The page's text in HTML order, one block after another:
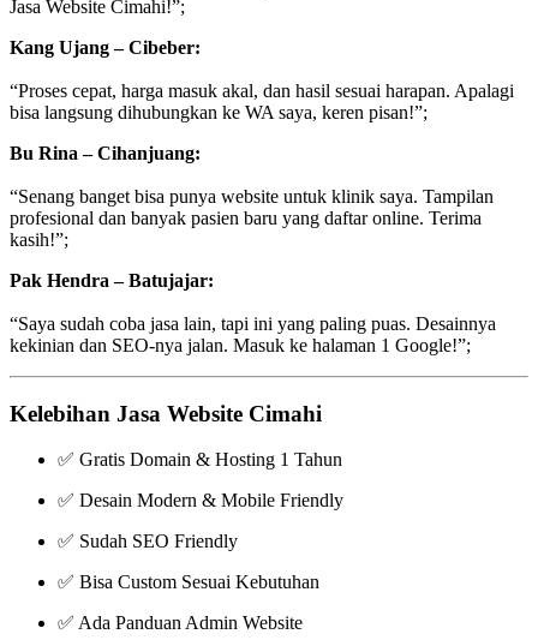
Jasa Website Cimahi!”;
Kang Ujang – Cibeber:
“Proses cepat, harga masuk akal, dan hasil sesuai harapan. Apalagi
bisa langsung dihubungkan ke WA saya, keren pisan!”;
Bu Rina – Cihanjuang:
“Senang banget bisa punya website untuk klinik saya. Tampilan
profesional dan banyak pasien baru yang daftar online. Terima
kasih!”;
Pak Hendra – Batujajar:
“Saya sudah coba jasa lain, tapi ini yang paling puas. Desainnya
kekinian dan SEO-nya jalan. Masuk ke halaman 1 Google!”;
Kelebihan Jasa Website Cimahi
✅ Gratis Domain & Hosting 1 Tahun
✅ Desain Modern & Mobile Friendly
✅ Sudah SEO Friendly
✅ Bisa Custom Sesuai Kebutuhan
✅ Ada Panduan Admin Website